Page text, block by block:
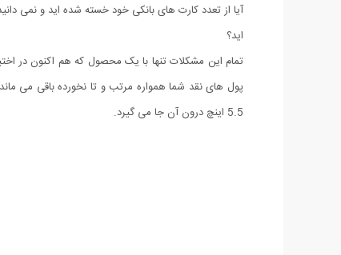
آیا از تعدد کارت های بانکی خود خسته شده اید و نمی
اید؟
تمام این مشکلات تنها با یک محصول که هم اکنون در
پول های نقد شما همواره مرتب و تا نخورده باقی می
5.5 اینچ درون آن جا می گیرد.